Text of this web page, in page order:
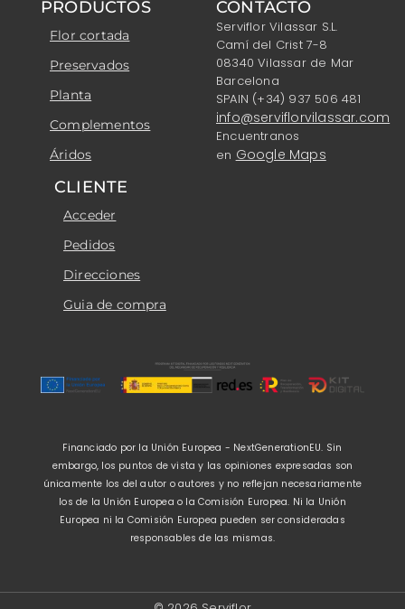
PRODUCTOS
Flor cortada
Preservados
Planta
Complementos
Áridos
CONTACTO
Serviflor Vilassar S.L.
Camí del Crist 7-8
08340 Vilassar de Mar
Barcelona
SPAIN (+34) 937 506 481
info@serviflorvilassar.com
Encuentranos
en Google Maps
CLIENTE
Acceder
Pedidos
Direcciones
Guia de compra
Financiado por la Unión Europea - NextGenerationEU. Sin
embargo, los puntos de vista y las opiniones expresadas son
únicamente los del autor o autores y no reflejan necesariamente
los de la Unión Europea o la Comisión Europea. Ni la Unión
Europea ni la Comisión Europea pueden ser consideradas
responsables de las mismas.